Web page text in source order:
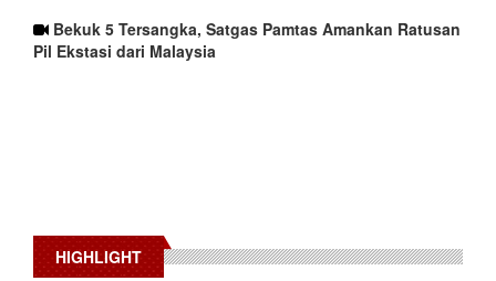
Bekuk 5 Tersangka, Satgas Pamtas Amankan Ratusan
Pil Ekstasi dari Malaysia
HIGHLIGHT